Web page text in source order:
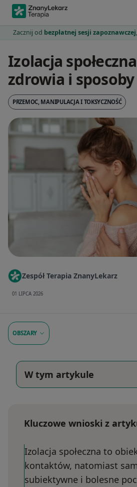
Zacznij od bezpłatnej sesji zapoznawczej
Izolacja
zdrowia i
PRZEMOC, MANIPULACJA I TOKSYCZNOŚĆ
Zespół Terapia ZnanyLekarz
01 LIPCA 2026
OBSZARY
W tym artykule
Kluczowe wnioski z
Izolacja społeczna to
kontaktów, natomiast
subiektywne i bolesne